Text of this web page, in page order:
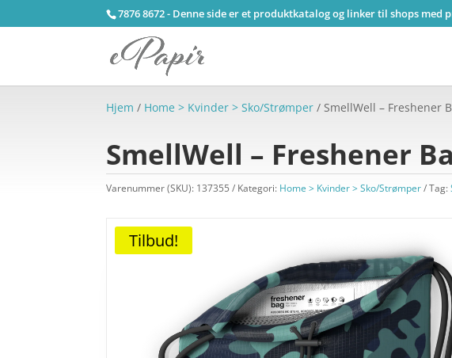
7876 8672 - Denne side er et produktkatalog og linker til shops med
Hjem / Home > Kvinder > Sko/Strømper / SmellWell – Freshener
SmellWell – Freshener
Varenummer (SKU): 137355 Kategori: Home > Kvinder > Sko/Strømper Tag:
Tilbud!